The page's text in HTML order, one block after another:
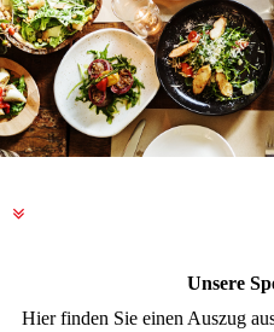
Unsere
Hier finden Sie einen Auszug